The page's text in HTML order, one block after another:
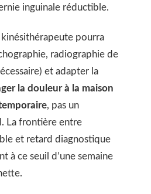
inguinale réductible.
pourra
radiographie de
et adapter la
la douleur à la maison
, pas un
La frontière entre
et retard diagnostique
à ce seuil d’une semaine